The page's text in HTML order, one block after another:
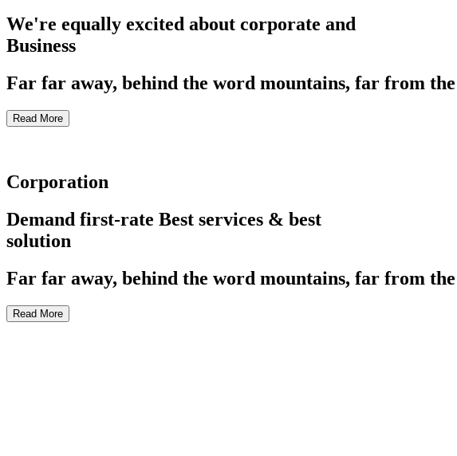
We're equally excited about corporate and
Business
Far far away, behind the word mountains, far from
Read More
Corporation
Demand first-rate Best services & best
solution
Far far away, behind the word mountains, far from
Read More